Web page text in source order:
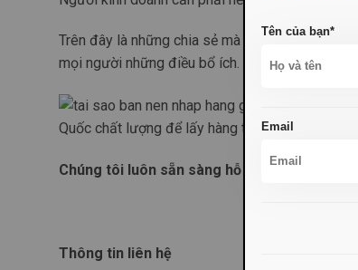
Trên đây là những chia sẻ mà Báo Đen Express
mọi người những điều bổ ích.
Quốc chất lượng để lấy hàng tận gốc và được
Chúng tôi luôn sẵn sàng hỗ trợ mọi khách
Thông tin liên hệ
Tên của bạn*
Email